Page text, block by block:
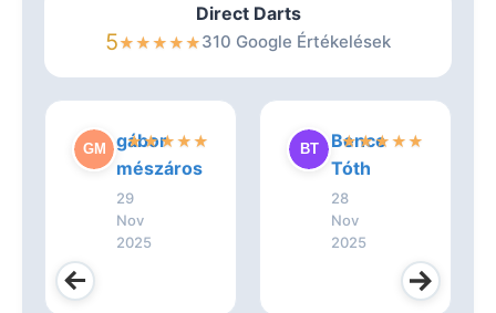
Direct Darts
5★★★★★310 Google Értékelések
gábor
mészáros
29
Nov
2025
★★★★★
Bence
Tóth
28
Nov
2025
★★★★★